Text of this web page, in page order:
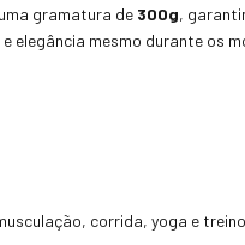
gramatura de 300g,
elegância mesmo durante os
corrida, yoga e